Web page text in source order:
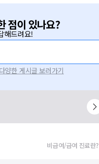
점이 있나요?
해드려요!
양한 게시글 보러가기
비급여/급여 진료란?